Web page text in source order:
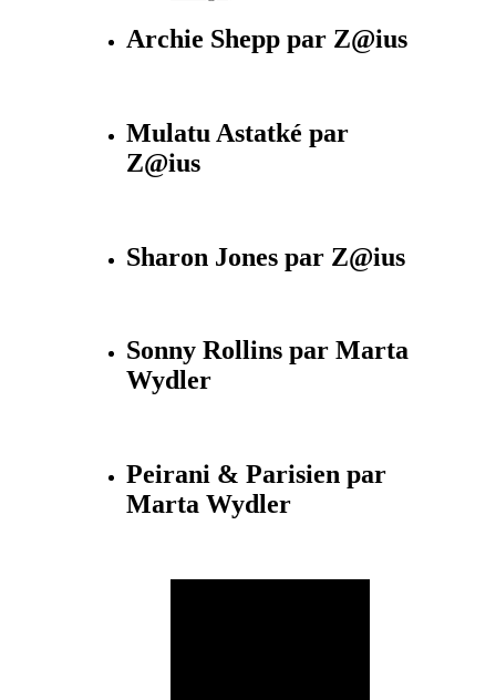
Archie Shepp par Z@ius
Mulatu Astatké par
Z@ius
Sharon Jones par Z@ius
Sonny Rollins par Marta
Wydler
Peirani & Parisien par
Marta Wydler